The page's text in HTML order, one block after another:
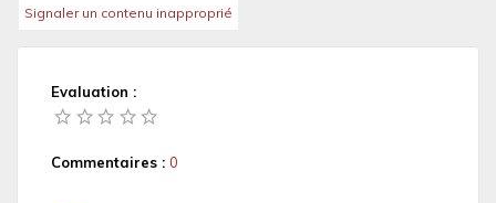
Signaler un contenu inapproprié
Evaluation :
Commentaires : 0